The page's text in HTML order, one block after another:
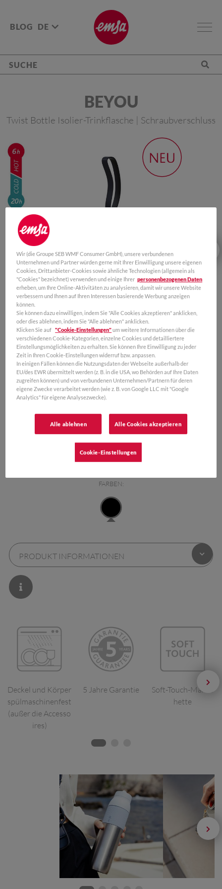
BLOG DE
BEYOU
Twist Bottle Isolier-Trinkflasche | Schraubverschluss
0,5L 0,7 L
FARBEN:
PRODUKT INFORMATIONEN
Deckel und Körper
spülmaschinenfest
(außer die Accesso
ires)
5 Jahre Garantie
Soft-Touch-Mansc
hette
Wir (die Groupe SEB WMF Consumer GmbH), unsere verbundenen
Unternehmen und Partner würden gerne mit Ihrer Einwilligung unsere eigenen
Cookies, Drittanbieter-Cookies sowie ähnliche Technologien (allgemein als
"Cookies" bezeichnet) verwenden und einige Ihrer personenbezogenen Daten
erheben, um Ihre Online-Aktivitäten zu analysieren, damit wir unsere Website
verbessern und Ihnen auf Ihren Interessen basierende Werbung anzeigen
können.
Sie können dazu einwilligen, indem Sie "Alle Cookies akzeptieren" anklicken,
oder dies ablehnen, indem Sie "Alle ablehnen" anklicken.
Klicken Sie auf "Cookie-Einstellungen"um weitere Informationen über die
verschiedenen Cookie-Kategorien, einzelne Cookies und detailliertere
Einstellungsmöglichkeiten zu erhalten. Sie können Ihre Einwilligung zu jeder
Zeit in Ihren Cookie-Einstellungen widerruf bzw. anpassen.
In einigen Fällen können die Nutzungsdaten der Webseite außerhalb der
EU/des EWR übermittelt werden (z. B. in die USA, wo Behörden auf Ihre Daten
zugreifen können) und von verbundenen Unternehmen/Partnern für deren
eigene Zwecke verarbeitet werden (wie z. B. von Google LLC mit "Google
Analytics" für eigene Analysezwecke).
Alle ablehnen Alle Cookies akzeptieren
Cookie-Einstellungen